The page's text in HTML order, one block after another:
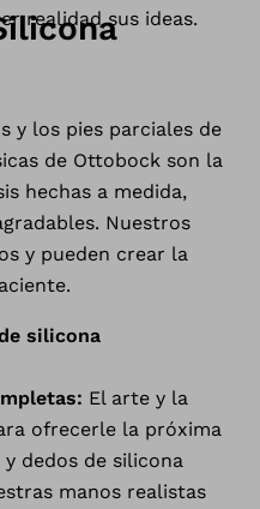
realidad sus ideas.
y los pies parciales de
de Ottobock son la
hechas a medida,
Nuestros
y pueden crear la
silicona
El arte y la
ofrecerle la próxima
dedos de silicona
manos realistas